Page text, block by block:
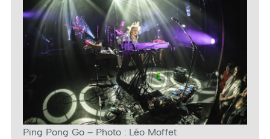
Ping Pong Go – Photo : Léo Moffet